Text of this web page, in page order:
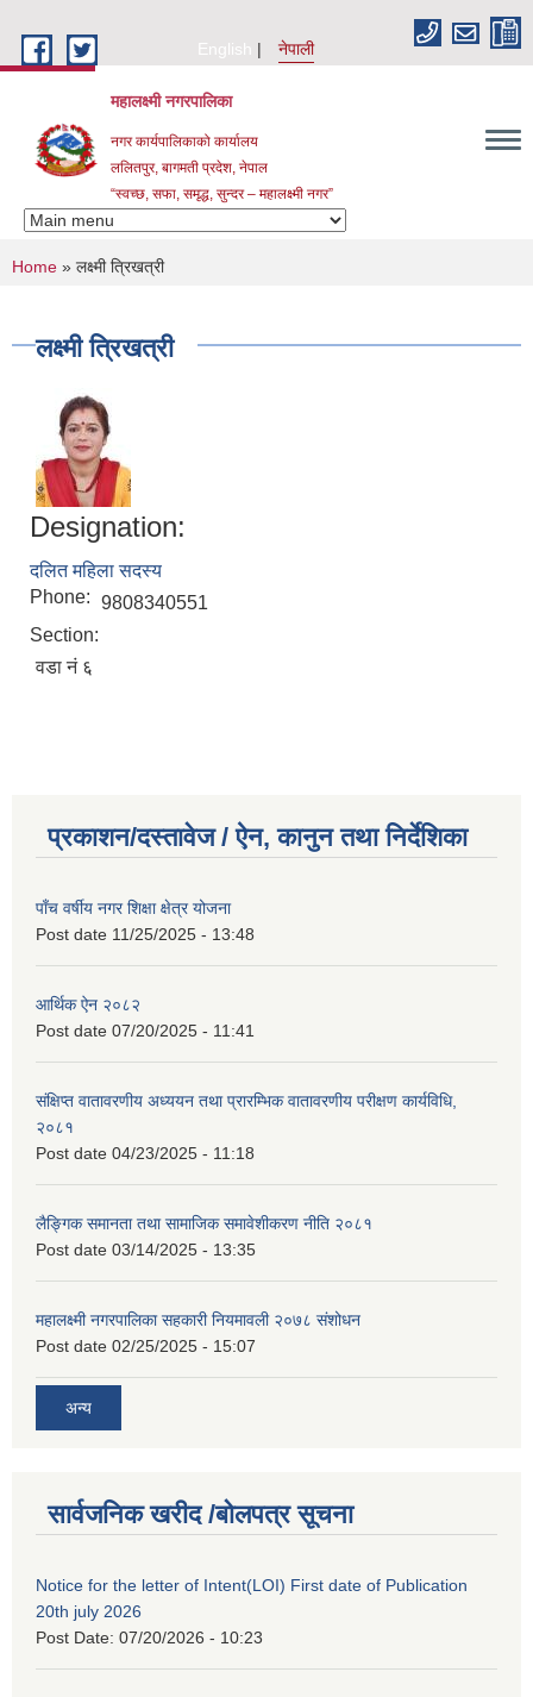
English
नेपाली
महालक्ष्मी नगरपालिका
नगर कार्यपालिकाको कार्यालय
ललितपुर, बागमती प्रदेश, नेपाल
“स्वच्छ, सफा, समृद्ध, सुन्दर – महालक्ष्मी नगर”
You are here
Home » लक्ष्मी त्रिखत्री
लक्ष्मी त्रिखत्री
Designation:
दलित महिला सदस्य
Phone: 9808340551
Section:
वडा नं ६
प्रकाशन/दस्तावेज / ऐन, कानुन तथा निर्देशिका
पाँच वर्षीय नगर शिक्षा क्षेत्र योजना
Post date 11/25/2025 - 13:48
आर्थिक ऐन २०८२
Post date 07/20/2025 - 11:41
संक्षिप्त वातावरणीय अध्ययन तथा प्रारम्भिक वातावरणीय परीक्षण कार्यविधि,
२०८१
Post date 04/23/2025 - 11:18
लैङ्गिक समानता तथा सामाजिक समावेशीकरण नीति २०८१
Post date 03/14/2025 - 13:35
महालक्ष्मी नगरपालिका सहकारी नियमावली २०७८ संशोधन
Post date 02/25/2025 - 15:07
अन्य
सार्वजनिक खरीद /बोलपत्र सूचना
Notice for the letter of Intent(LOI) First date of Publication
20th july 2026
Post Date: 07/20/2026 - 10:23